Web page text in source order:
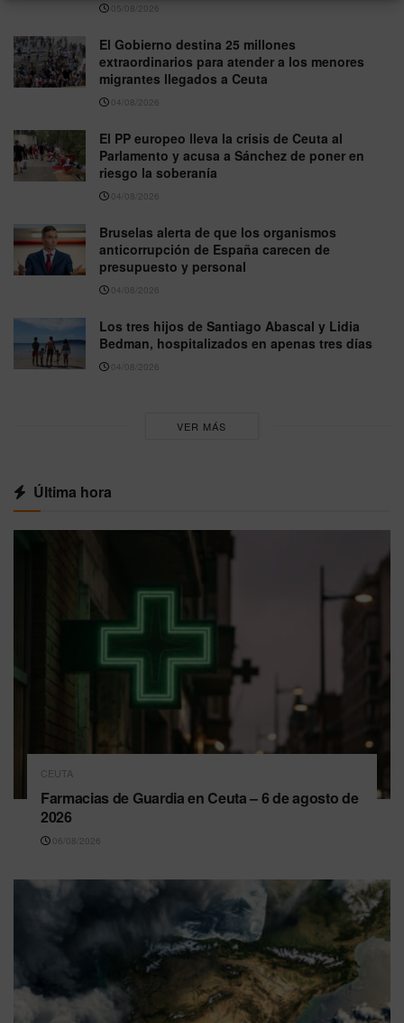
05/08/2026
El Gobierno destina 25 millones
extraordinarios para atender a los menores
migrantes llegados a Ceuta
04/08/2026
El PP europeo lleva la crisis de Ceuta al
Parlamento y acusa a Sánchez de poner en
riesgo la soberanía
04/08/2026
Bruselas alerta de que los organismos
anticorrupción de España carecen de
presupuesto y personal
04/08/2026
Los tres hijos de Santiago Abascal y Lidia
Bedman, hospitalizados en apenas tres días
04/08/2026
VER MÁS
Última hora
CEUTA
Farmacias de Guardia en Ceuta – 6 de agosto de
2026
06/08/2026